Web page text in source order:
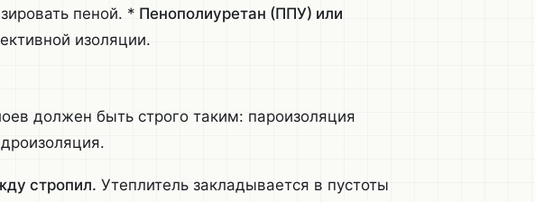
пеной. * Пенополиуретан (ППУ) или
изоляции.
должен быть строго таким: пароизоляция
стропил. Утеплитель закладывается в пустоты